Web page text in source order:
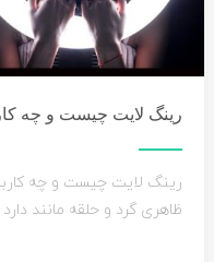
رینگ لایت چیست و چه
رینگ لایت چیست و چه
ظاهری گرد و حلقه مانند دارد